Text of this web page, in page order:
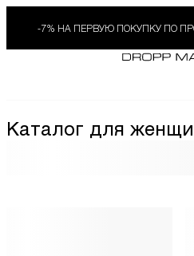
-7% НА ПЕРВУЮ ПОКУПКУ ПО
Каталог для